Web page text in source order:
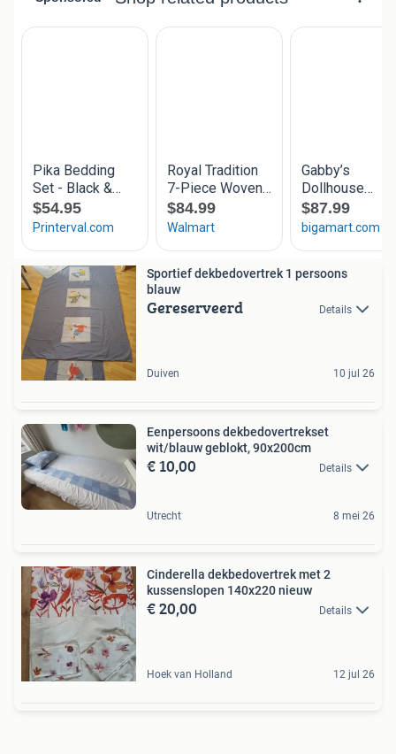
Sportief dekbedovertrek 1 persoons
blauw
Gereserveerd Details
Duiven 10 jul 26
Eenpersoons dekbedovertrekset
wit/blauw geblokt, 90x200cm
€ 10,00 Details
Utrecht 8 mei 26
Cinderella dekbedovertrek met 2
kussenslopen 140x220 nieuw
€ 20,00 Details
Hoek van Holland 12 jul 26